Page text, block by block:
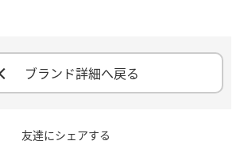
ブランド詳細へ戻る
友達にシェアする